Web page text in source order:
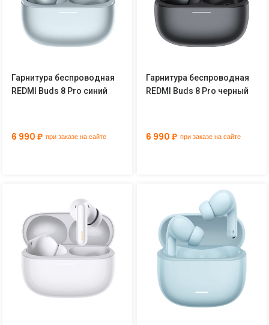
Гарнитура беспроводная
REDMI Buds 8 Pro синий
6 990 ₽ при заказе на сайте
Гарнитура беспроводная
REDMI Buds 8 Pro черный
6 990 ₽ при заказе на сайте